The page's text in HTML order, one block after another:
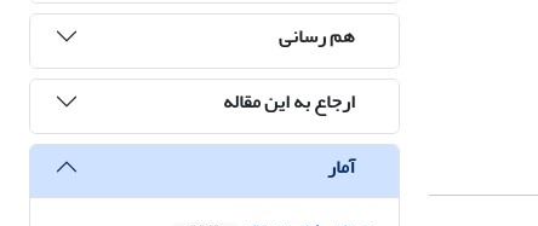
هم رسانی
ارجاع به این مقاله
آمار